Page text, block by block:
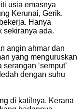
usia emasnya
Kerunai, Gerik.
Hanya
sekiranya ada.
angin ahmar dan
yang menguruskan
‘semput’
dengan suhu
di katilnya. Kerana